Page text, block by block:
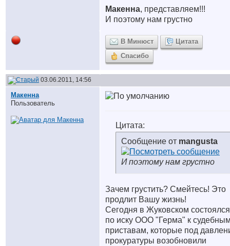
Макенна, представляем!!!
И поэтому нам грустно
В Минюст
Цитата
Спасибо
03.06.2011, 14:56
Макенна
Пользователь
Цитата:
Сообщение от mangusta
И поэтому нам грустно
Зачем грустить? Смейтесь! Это
продлит Вашу жизнь!
Сегодня в Жуковском
по иску ООО "Герма" к
приставам, которые под
прокуратуры возобновили